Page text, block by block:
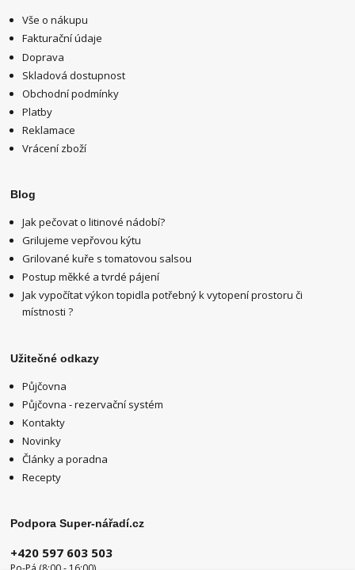
Vše o nákupu
Fakturační údaje
Doprava
Skladová dostupnost
Obchodní podmínky
Platby
Reklamace
Vrácení zboží
Blog
Jak pečovat o litinové nádobí?
Grilujeme vepřovou kýtu
Grilované kuře s tomatovou salsou
Postup měkké a tvrdé pájení
Jak vypočítat výkon topidla potřebný k vytopení prostoru či
místnosti ?
Užitečné odkazy
Půjčovna
Půjčovna - rezervační systém
Kontakty
Novinky
Články a poradna
Recepty
Podpora Super-nářadí.cz
+420 597 603 503